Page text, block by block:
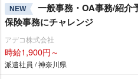
NEW
一般事務・OA事務/紹介
保険事務にチャレンジ
アデコ株式会社
時給1,900円～
派遣社員 / 神奈川県